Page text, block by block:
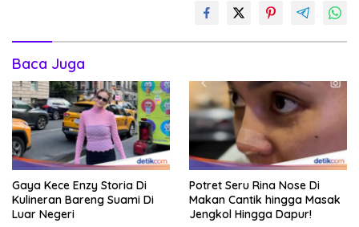
Baca Juga
Gaya Kece Enzy Storia Di
Kulineran Bareng Suami Di
Luar Negeri
Potret Seru Rina Nose Di
Makan Cantik hingga Masak
Jengkol Hingga Dapur!